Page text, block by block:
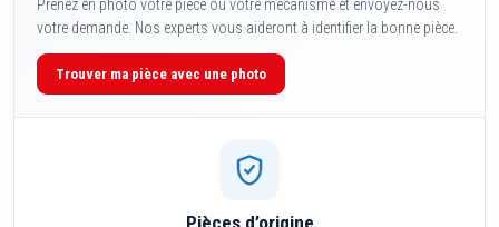
Prenez en photo votre pièce ou votre mécanisme et envoyez-nous
votre demande. Nos experts vous aideront à identifier la bonne pièce.
Trouver ma pièce avec une photo
Pièces d’origine